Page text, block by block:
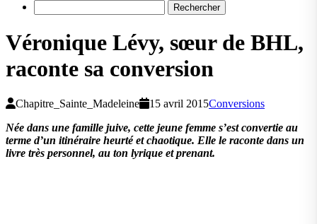
Véronique Lévy, sœur de BHL,
raconte sa conversion
Chapitre_Sainte_Madeleine 15 avril 2015Conversions
Née dans une famille juive, cette jeune femme s’est convertie au
terme d’un itinéraire heurté et chaotique. Elle le raconte dans un
livre très personnel, au ton lyrique et prenant.